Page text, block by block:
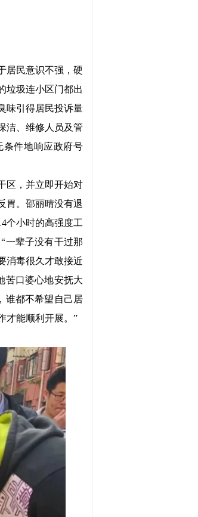
居民意识不强，硬
垃圾连小区门都出
味引得居民投诉量
洁、维修人员及管
条件地响应政府号
区，并立即开始对
胃。邵丽晴没有退
个小时的高强度工
一辈子没有干过那
消毒很久才敢接近
苦口婆心地安抚大
谁都不希望自己居
才能顺利开展。”